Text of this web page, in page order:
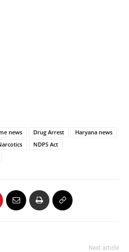
news Drug Arrest
Haryana news
NDPS Act
Next article